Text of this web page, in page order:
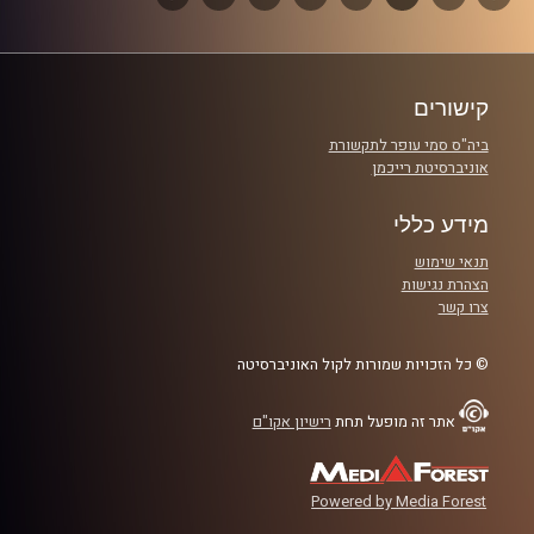
אורחת מיוחדת : נועם קליינשטיין
קישורים
ביה"ס סמי עופר לתקשורת
אוניברסיטת רייכמן
מידע כללי
תנאי שימוש
הצהרת נגישות
צרו קשר
© כל הזכויות שמורות לקול האוניברסיטה
אתר זה מופעל תחת רישיון אקו"ם
Powered by Media Forest